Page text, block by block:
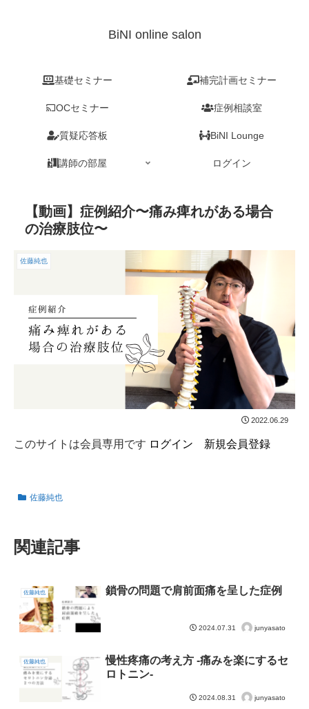
BiNI online salon
基礎セミナー 補完計画セミナー
OCセミナー 症例相談室
質疑応答板 BiNI Lounge
講師の部屋 ログイン
【動画】症例紹介〜痛み痺れがある場合
の治療肢位〜
佐藤純也
2022.06.29
このサイトは会員専用です ログイン 新規会員登録
佐藤純也
関連記事
佐藤純也 鎖骨の問題で肩前面痛を呈した症例
2024.07.31 junyasato
佐藤純也
慢性疼痛の考え方 -痛みを楽にするセ
ロトニン-
2024.08.31 junyasato